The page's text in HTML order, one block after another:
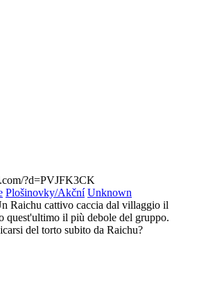
?d=PVJFK3CK
Plošinovky/Akční Unknown
Raichu cattivo caccia dal villaggio il
quest'ultimo il più debole del gruppo.
del torto subito da Raichu?